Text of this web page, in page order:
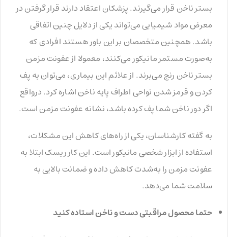
بستر ناخن قرار می‌گیرند. پزشکان اعتقاد دارند قرار گرفتن در
معرض مواد شیمیایی می‌تواند یکی از دلایل چنین اتفاقی
باشد. همچنین متخصصان بر این باور هستند افرادی که
به‌صورت مستمر مانیکور می‌کنند، معمولا از عفونت مزمن
بستر ناخن رنج می‌برند. از علائم این بیماری، می‌توان به پف
کردن و قرمز شدن نواحی اطراف پایه ناخن اشاره کرد. درواقع
اگر دور ناخن شما پف کرده باشد، نشانه عفونت مزمن است.
به گفته کارشناسان، یکی از راه‌های کاهش این مشکلات،
استفاده از ابزار شخصی مانیکور است. این کار ریسک ابتلا به
عفونت مزمن را به‌شدت کاهش داده و ضمانت بالایی به
سلامت شما می‌دهد.
حتما محصول مراقبتی دست و ناخن استاده کنید